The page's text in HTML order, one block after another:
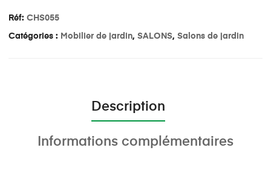
Réf: CHS055
Catégories : Mobilier de jardin, SALONS, Salons de jardin
Description
Informations complémentaires